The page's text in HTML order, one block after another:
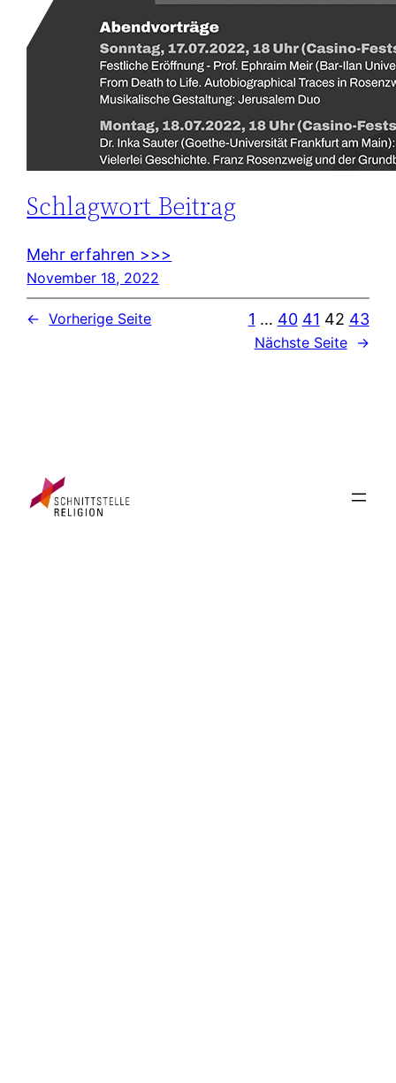
Schlagwort Beitrag
Mehr erfahren >>>
November 18, 2022
← Vorherige Seite 1 … 40 41 42 43
Nächste Seite →